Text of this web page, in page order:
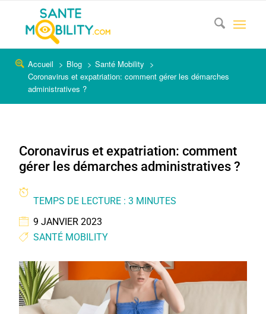
Accueil Blog
Santé Mobility
Coronavirus et expatriation: comment gérer les démarches
administratives ?
Coronavirus et expatriation: comment
gérer les démarches administratives ?
TEMPS DE LECTURE : 3 MINUTES
9 JANVIER 2023
SANTÉ MOBILITY